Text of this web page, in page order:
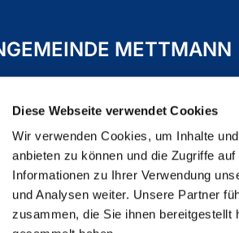
Diese Webseite verwendet Cookies
Wir verwenden Cookies, um Inhalte
anbieten zu können und die Zugriffe
Informationen zu Ihrer Verwendung
und Analysen weiter. Unsere Partner
zusammen, die Sie ihnen bereitgestellt
METTMANN